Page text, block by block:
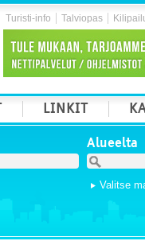
Turisti-info Talviopas
LINKIT
Alueelta
Valitse